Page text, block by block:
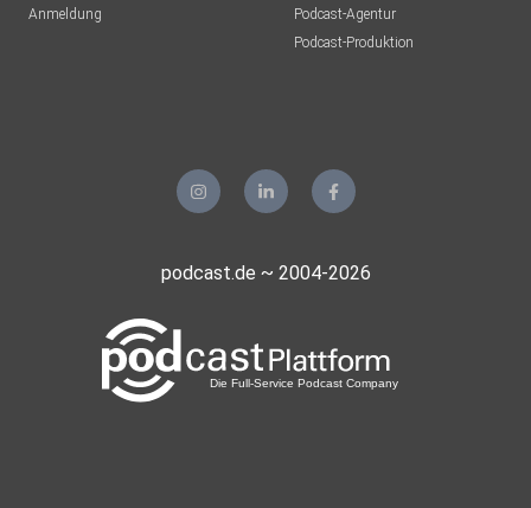
Anmeldung
Podcast-Agentur
Podcast-Produktion
podcast.de ~ 2004-2026